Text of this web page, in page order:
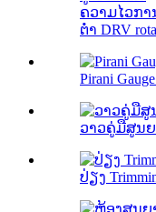
ຄວາມໄວກ
ຕ່ໍາ DRV
Pirani
ວາວຄູ່ມືສູນຍ
ປ່ຽງ